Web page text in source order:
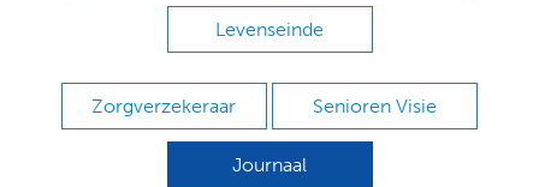
Levenseinde
Zorgverzekeraar Senioren Visie
Journaal